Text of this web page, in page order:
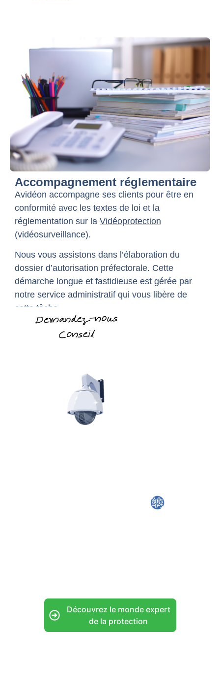
Accompagnement réglementaire
Avidéon accompagne ses clients pour être en
conformité avec les textes de loi et la
réglementation sur la Vidéoprotection
(vidéosurveillance).
Nous vous assistons dans l’élaboration du
dossier d’autorisation préfectorale. Cette
démarche longue et fastidieuse est gérée par
notre service administratif qui vous libère de
cette tâche.
Découvrez le monde expert
de la protection